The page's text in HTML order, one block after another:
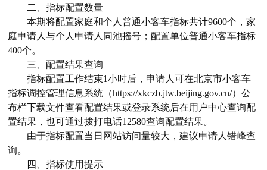
二、指标配置数量
本期将配置家庭和个人普通小客车指标共计9600个，家
庭申请人与个人申请人同池摇号；配置单位普通小客车指标
400个。
三、配置结果查询
指标配置工作结束1小时后，申请人可在北京市小客车
指标调控管理信息系统（https://xkczb.jtw.beijing.gov.cn/）公
布栏下载文件查看配置结果或登录系统后在用户中心查询配
置结果，也可通过拨打电话12580查询配置结果。
由于指标配置当日网站访问量较大，建议申请人错峰查
询。
四、指标使用提示